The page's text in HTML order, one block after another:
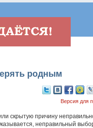
родным
Версия для
скрытую причину
неправильный